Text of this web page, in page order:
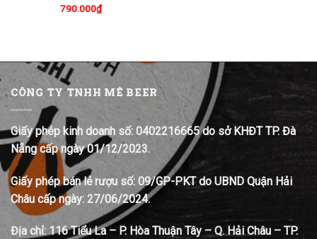
790.000₫
CÔNG TY TNHH MÊ BEER
Giấy phép kinh doanh số: 0402216665 do sở KHĐT TP. Đà
Nẵng cấp ngày 01/12/2023.
Giấy phép bán lẻ rượu số: 09/GP-PKT do UBND Quận Hải
Châu cấp ngày: 27/06/2024.
Địa chỉ: 116 Tiểu La – P. Hòa Thuận Tây – Q. Hải Châu – TP.